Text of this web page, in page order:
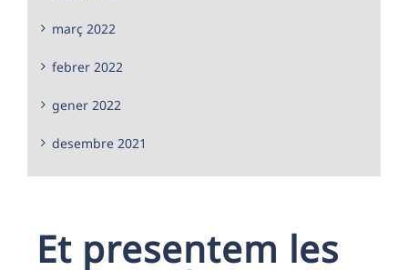
Et presentem les
març 2022
febrer 2022
gener 2022
desembre 2021